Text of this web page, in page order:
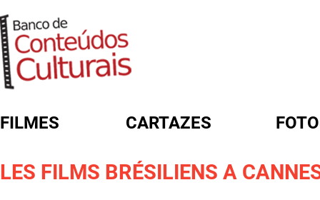
FILMES CARTAZES
LES FILMS BRÉSILIENS A
FORMULÁRIO DE BUSCA